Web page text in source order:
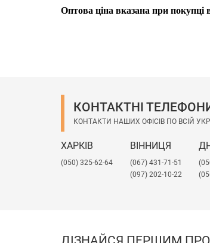
Оптова ціна вказана при покупці
КОНТАКТНІ
КОНТАКТИ НАШИХ ОФІСІВ ПО ВСІЙ
ХАРКІВ
(050) 325-62-64
ВІННИЦЯ
(067) 431-71-51
(097) 202-10-22